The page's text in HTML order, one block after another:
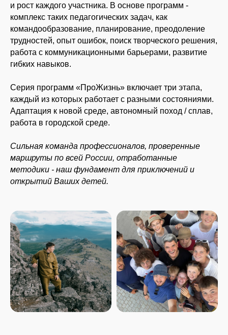
и рост каждого участника. В основе программ -
комплекс таких педагогических задач, как
командообразование, планирование, преодоление
трудностей, опыт ошибок, поиск творческого решения,
работа с коммуникационными барьерами, развитие
гибких навыков.
Серия программ «ПроЖизнь» включает три этапа,
каждый из которых работает с разными состояниями.
Адаптация к новой среде, автономный поход / сплав,
работа в городской среде.
Сильная команда профессионалов, проверенные
маршруты по всей России, отработанные
методики - наш фундамент для приключений и
открытий Ваших детей.
Оформить возврат
info@proholidays.ru
141207, Россия,
Московская обл,
г. Пушкино,
ул. Чехова, д. 12